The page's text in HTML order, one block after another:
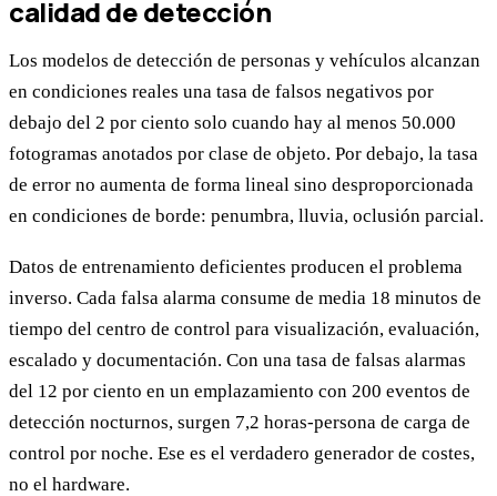
calidad de detección
Los modelos de detección de personas y vehículos alcanzan
en condiciones reales una tasa de falsos negativos por
debajo del 2 por ciento solo cuando hay al menos 50.000
fotogramas anotados por clase de objeto. Por debajo, la tasa
de error no aumenta de forma lineal sino desproporcionada
en condiciones de borde: penumbra, lluvia, oclusión parcial.
Datos de entrenamiento deficientes producen el problema
inverso. Cada falsa alarma consume de media 18 minutos de
tiempo del centro de control para visualización, evaluación,
escalado y documentación. Con una tasa de falsas alarmas
del 12 por ciento en un emplazamiento con 200 eventos de
detección nocturnos, surgen 7,2 horas-persona de carga de
control por noche. Ese es el verdadero generador de costes,
no el hardware.